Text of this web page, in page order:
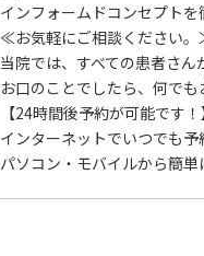
インフォームドコンセプトを
≪お気軽にご相談ください
当院では、すべての患者さん
お口のことでしたら、何でも
【24時間後予約が可能です！
インターネットでいつでも予
パソコン・モバイルから簡単